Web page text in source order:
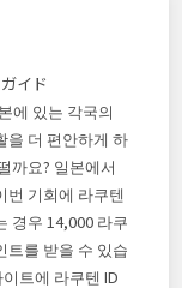
에 있는 각국의
을 더 편안하게 하
까요? 일본에서
번 기회에 라쿠텐
경우 14,000 라쿠
트를 받을 수 있습
트에 라쿠텐 ID